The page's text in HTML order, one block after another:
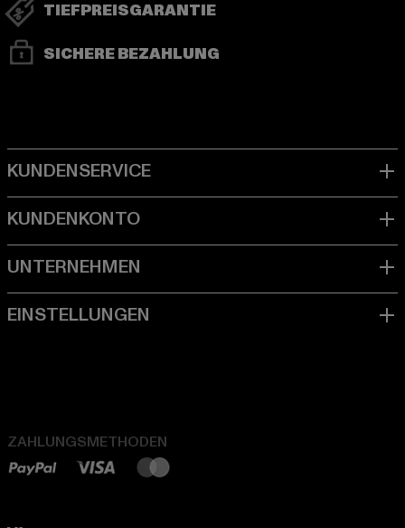
TIEFPREISGARANTIE
SICHERE BEZAHLUNG
ZAHLUNGSMETHODEN